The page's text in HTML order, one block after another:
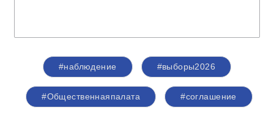
#наблюдение #выборы2026
#Общественнаяпалата #соглашение